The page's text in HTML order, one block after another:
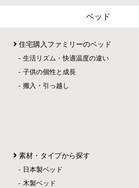
ベッド
住宅購入ファミリーのベッド
生活リズム・快適温度の違い
子供の個性と成長
搬入・引っ越し
素材・タイプから探す
日本製ベッド
木製ベッド